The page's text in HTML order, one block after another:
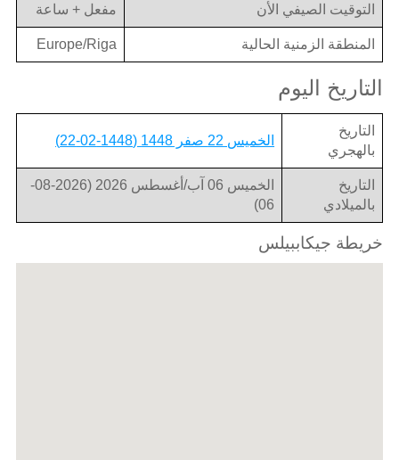
التوقيت الصيفي الأن مفعل + ساعة
المنطقة الزمنية الحالية Europe/Riga
التاريخ اليوم
التاريخ
بالهجري
الخميس 22 صفر 1448 (1448-02-22)
التاريخ
بالميلادي
الخميس 06 آب/أغسطس 2026 (2026-08-
06)
خريطة جيكاببيلس